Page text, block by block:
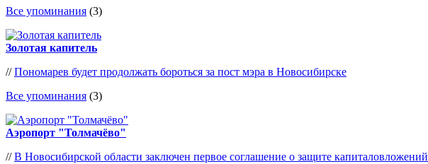
Все упоминания (3)
Золотая капитель
//Пономарев будет продолжать бороться за пост мэра в Новосибирске
Все упоминания (3)
Аэропорт "Толмачёво"
//В Новосибирской области заключен первое соглашение о защите капиталовложений